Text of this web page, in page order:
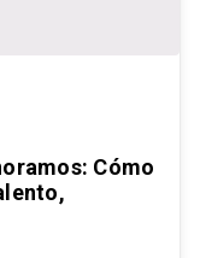
Cómo